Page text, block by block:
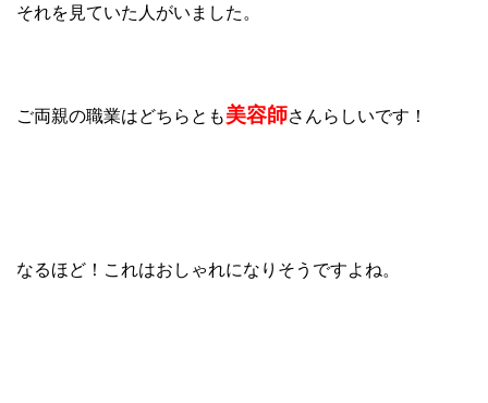
それを見ていた人がいました。
ご両親の職業はどちらとも美容師さんらしいです！
なるほど！これはおしゃれになりそうですよね。